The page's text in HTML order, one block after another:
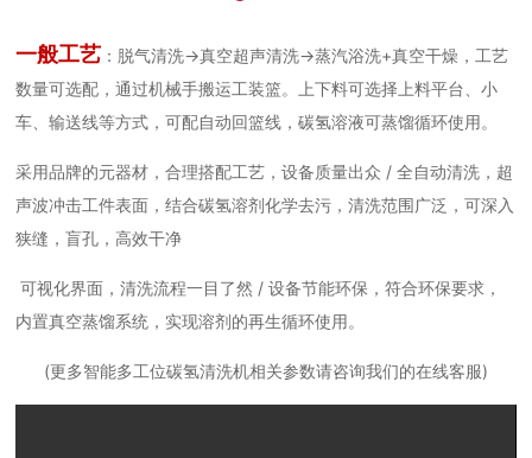
一般工艺 ：脱气清洗→真空超声清洗→蒸汽浴洗+真空干燥，工艺
数量可选配，通过机械手搬运工装篮。上下料可选择上料平台、小
车、输送线等方式，可配自动回篮线，碳氢溶液可蒸馏循环使用。
采用品牌的元器材，合理搭配工艺，设备质量出众 / 全自动清洗，超
声波冲击工件表面，结合碳氢溶剂化学去污，清洗范围广泛，可深入
狭缝，盲孔，高效干净
可视化界面，清洗流程一目了然 / 设备节能环保，符合环保要求，
内置真空蒸馏系统，实现溶剂的再生循环使用。
(更多智能多工位碳氢清洗机相关参数请咨询我们的在线客服)